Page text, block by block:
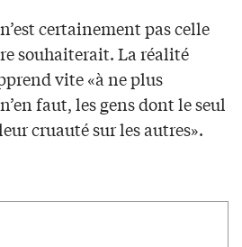
certainement pas celle
souhaiterait. La réalité
vite «à ne plus
faut, les gens dont le seul
cruauté sur les autres».